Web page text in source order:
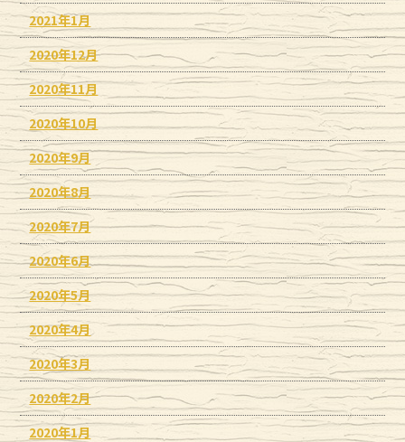
2021年1月
2020年12月
2020年11月
2020年10月
2020年9月
2020年8月
2020年7月
2020年6月
2020年5月
2020年4月
2020年3月
2020年2月
2020年1月